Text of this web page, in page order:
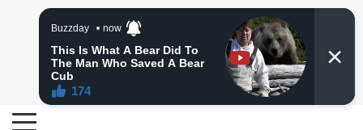
24 Ghanta Bangla News
24 Ghanta Bengali News